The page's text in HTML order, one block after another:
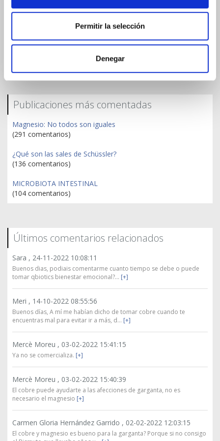
Permitir la selección
Denegar
etapa
Vitamina C para el resfriado: dosis, tipos y cómo tomarla
correctamente
ProFaes4 Mujer: Ciencia y Naturaleza para tu Salud Íntima
Publicaciones más comentadas
Magnesio: No todos son iguales
(291 comentarios)
¿Qué son las sales de Schüssler?
(136 comentarios)
MICROBIOTA INTESTINAL
(104 comentarios)
Últimos comentarios relacionados
Sara , 24-11-2022 10:08:11
Buenos dias, podiais comentarme cuanto tiempo se debe o puede
tomar qbiotics bienestar emocional?... [+]
Meri , 14-10-2022 08:55:56
Buenos días, A mí me habían dicho de tomar cobre cuando te
encuentras mal para evitar ir a más, d... [+]
Mercè Moreu , 03-02-2022 15:41:15
Ya no se comercializa. [+]
Mercè Moreu , 03-02-2022 15:40:39
El cobre puede ayudarte a las afecciones de garganta, no es
necesario el magnesio [+]
Carmen Gloria Hernández Garrido , 02-02-2022 12:03:15
El cobre y magnesio es bueno para la garganta? Porque si no consigo